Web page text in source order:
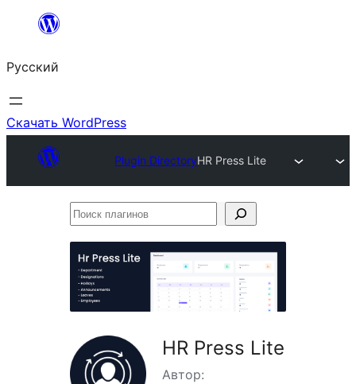
Перейти
содержимому
Русский
Скачать WordPress
Plugin DirectoryHR Press Lite
Поиск
HR Press Lite
Автор: